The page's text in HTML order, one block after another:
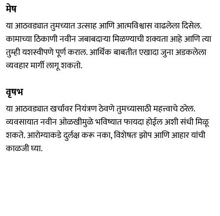
मेष
या आठवड्यात तुमच्यात उत्साह आणि आत्मविश्वास वाढलेला दिसेल.
कामाच्या ठिकाणी नवीन जबाबदाऱ्या मिळण्याची शक्यता आहे आणि त्या
तुम्ही यशस्वीपणे पूर्ण कराल. आर्थिक बाबतीत एखादा जुना अडकलेला
व्यवहार मार्गी लागू शकतो.
वृषभ
या आठवड्यात खर्चावर नियंत्रण ठेवणे तुमच्यासाठी महत्त्वाचे ठरेल.
व्यवसायात नवीन ओळखीमुळे भविष्यात फायदा होईल अशी संधी मिळू
शकते. आरोग्याकडे दुर्लक्ष करू नका, विशेषतः झोप आणि आहार यांची
काळजी घ्या.